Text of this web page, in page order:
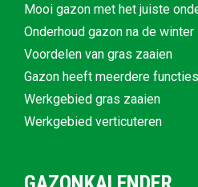
Mooi gazon met het juiste
Onderhoud gazon na de winter
Voordelen van gras zaaien
Gazon heeft meerdere functies
Werkgebied gras zaaien
Werkgebied verticuteren